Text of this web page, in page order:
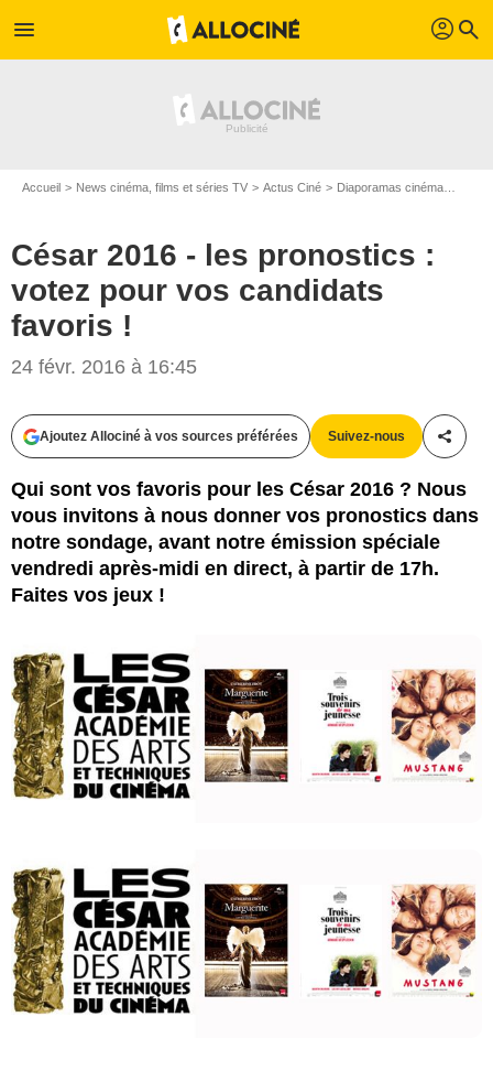
menu profil search
Accueil News cinéma, films et séries TV Actus Ciné Diaporamas cinéma
César 2016 - les pronostics :
votez pour vos candidats
favoris !
24 févr. 2016 à 16:45
Ajoutez Allociné à vos sources préférées Suivez-nous
Qui sont vos favoris pour les César 2016 ? Nous
vous invitons à nous donner vos pronostics dans
notre sondage, avant notre émission spéciale
vendredi après-midi en direct, à partir de 17h.
Faites vos jeux !